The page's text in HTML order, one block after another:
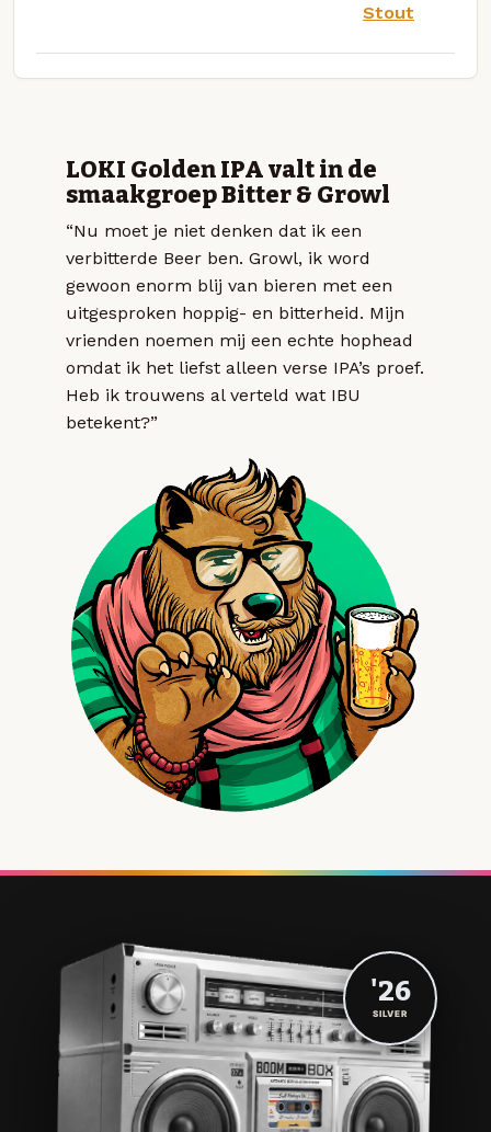
Stout
LOKI Golden IPA valt in de
smaakgroep Bitter & Growl
“Nu moet je niet denken dat ik een
verbitterde Beer ben. Growl, ik word
gewoon enorm blij van bieren met een
uitgesproken hoppig- en bitterheid. Mijn
vrienden noemen mij een echte hophead
omdat ik het liefst alleen verse IPA’s proef.
Heb ik trouwens al verteld wat IBU
betekent?”
'26
SILVER